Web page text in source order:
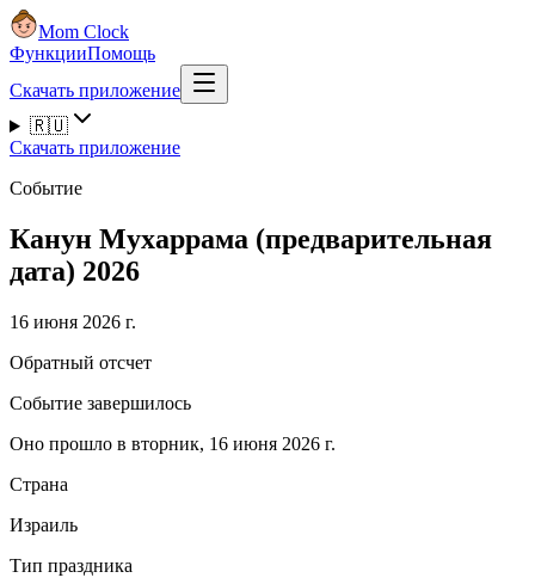
Mom Clock
ФункцииПомощь
Скачать приложение
🇷🇺
Скачать приложение
Событие
Канун Мухаррама (предварительная
дата) 2026
16 июня 2026 г.
Обратный отсчет
Событие завершилось
Оно прошло в вторник, 16 июня 2026 г.
Страна
Израиль
Тип праздника